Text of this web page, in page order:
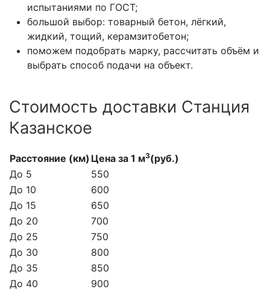
испытаниями по ГОСТ;
большой выбор: товарный бетон, лёгкий,
жидкий, тощий, керамзитобетон;
поможем подобрать марку, рассчитать объём и
выбрать способ подачи на объект.
Стоимость доставки Станция
Казанское
Расстояние (км) Цена за 1 м3(руб.)
До 5
550
До 10
600
До 15
650
До 20
700
До 25
750
До 30
800
До 35
850
До 40
900